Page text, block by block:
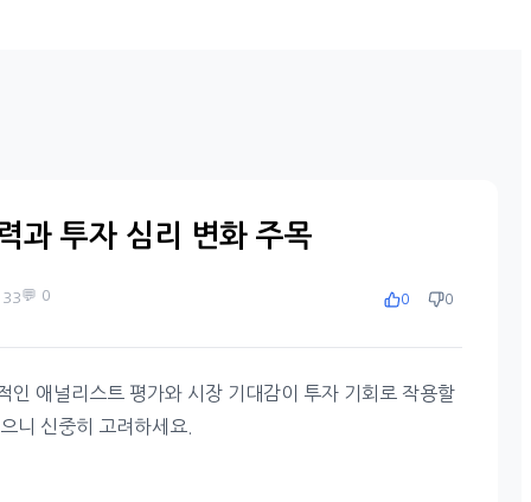
과 투자 심리 변화 주목
💬 0 0 0
애널리스트 평가와 시장 기대감이 투자 기회로 작용할
니 신중히 고려하세요.